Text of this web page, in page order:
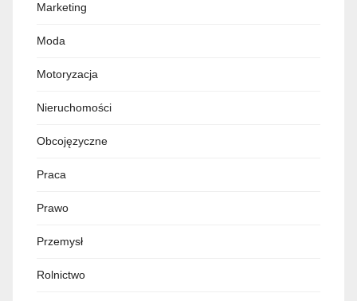
Marketing
Moda
Motoryzacja
Nieruchomości
Obcojęzyczne
Praca
Prawo
Przemysł
Rolnictwo